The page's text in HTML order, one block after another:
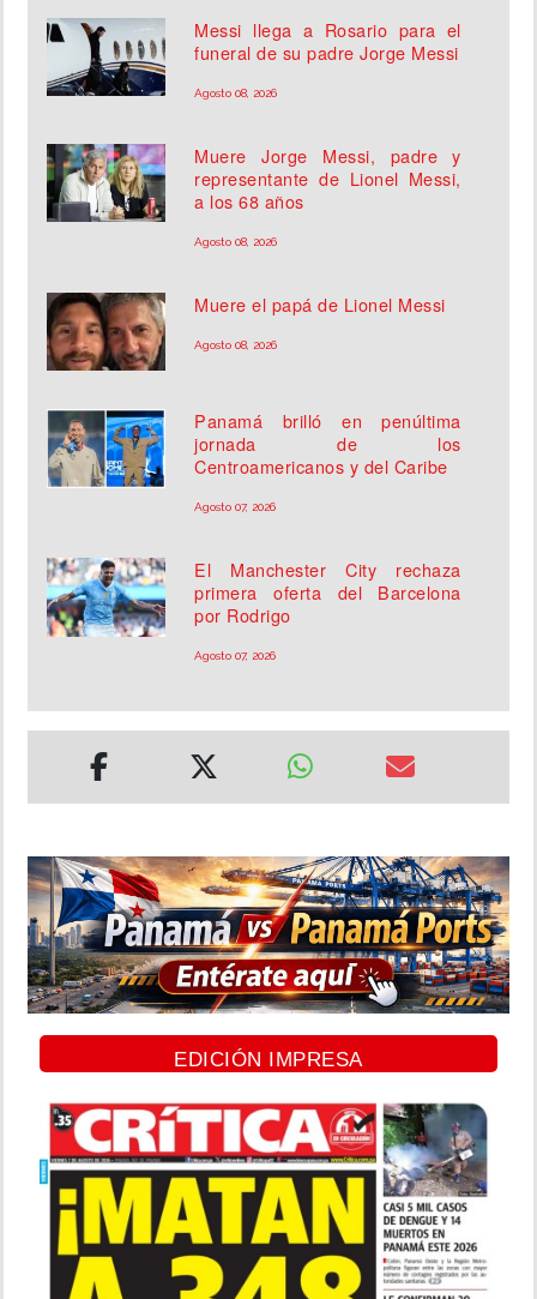
Messi llega a Rosario para el
funeral de su padre Jorge Messi
Agosto 08, 2026
Muere Jorge Messi, padre y
representante de Lionel Messi,
a los 68 años
Agosto 08, 2026
Muere el papá de Lionel Messi
Agosto 08, 2026
Panamá brilló en penúltima
jornada de los
Centroamericanos y del Caribe
Agosto 07, 2026
El Manchester City rechaza
primera oferta del Barcelona
por Rodrigo
Agosto 07, 2026
EDICIÓN IMPRESA